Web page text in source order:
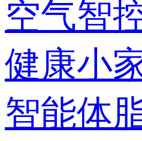
空气智
健康小
智能体